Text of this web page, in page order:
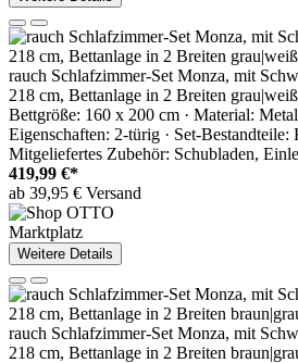
rauch Schlafzimmer-Set Monza, mit
218 cm, Bettanlage in 2 Breiten grau|weiß
Bettgröße: 160 x 200 cm · Material:
Eigenschaften: 2-türig · Set-Bestandteile:
Mitgeliefertes Zubehör: Schubladen,
419,99 €*
ab 39,95 € Versand
Marktplatz
Weitere Details
rauch Schlafzimmer-Set Monza, mit
218 cm, Bettanlage in 2 Breiten